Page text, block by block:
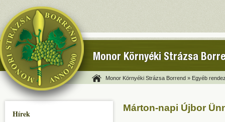
Monor Környéki Strázsa
Monor Környéki Strázsa Borrend » Egyéb
Hírek
Márton-napi Újbor